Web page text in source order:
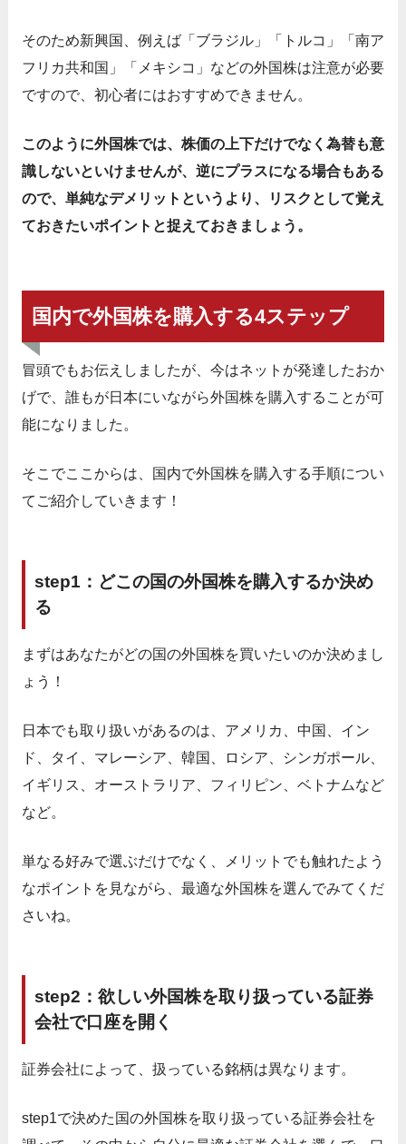
そのため新興国、例えば「ブラジル」「トルコ」「南ア
フリカ共和国」「メキシコ」などの外国株は注意が必要
ですので、初心者にはおすすめできません。
このように外国株では、株価の上下だけでなく為替も意
識しないといけませんが、逆にプラスになる場合もある
ので、単純なデメリットというより、リスクとして覚え
ておきたいポイントと捉えておきましょう。
国内で外国株を購入する4ステップ
冒頭でもお伝えしましたが、今はネットが発達したおか
げで、誰もが日本にいながら外国株を購入することが可
能になりました。
そこでここからは、国内で外国株を購入する手順につい
てご紹介していきます！
step1：どこの国の外国株を購入するか決め
る
まずはあなたがどの国の外国株を買いたいのか決めまし
ょう！
日本でも取り扱いがあるのは、アメリカ、中国、イン
ド、タイ、マレーシア、韓国、ロシア、シンガポール、
イギリス、オーストラリア、フィリピン、ベトナムなど
など。
単なる好みで選ぶだけでなく、メリットでも触れたよう
なポイントを見ながら、最適な外国株を選んでみてくだ
さいね。
step2：欲しい外国株を取り扱っている証券
会社で口座を開く
証券会社によって、扱っている銘柄は異なります。
step1で決めた国の外国株を取り扱っている証券会社を